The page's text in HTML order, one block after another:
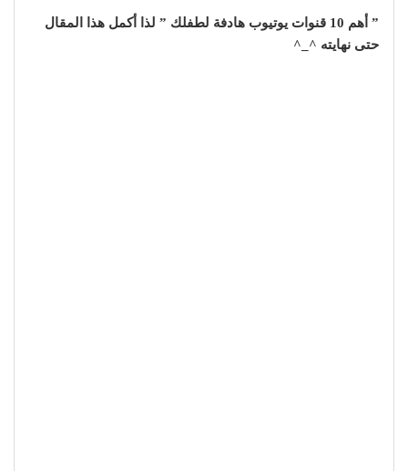
” أهم 10 قنوات يوتيوب هادفة لطفلك ” لذا أكمل هذا المقال
حتى نهايته ^_^